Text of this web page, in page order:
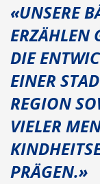
«UNSERE
ERZÄHLEN
DIE
EINER
REGION
VIELER
PRÄGEN.»